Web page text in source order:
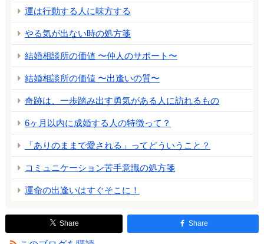
運は行動する人に味方する
やる気が出ない時の処方箋
結婚相談所の価値 〜仲人のサポート〜
結婚相談所の価値 〜出逢いの質〜
奇跡は、一歩踏み出す勇気がある人に訪れるもの
6ヶ月以内に成婚する人の特徴って？
「ありのままで愛される」ってどういうこと？
コミュニケーション苦手意識の処方箋
運命の出逢いはすぐそこに！
Share Share